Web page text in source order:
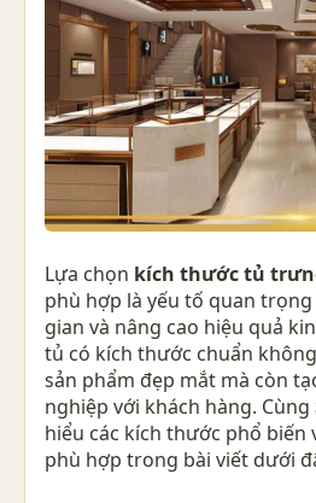
Lựa chọn kích thước tủ
phù hợp là yếu tố quan
gian và nâng cao hiệu quả
tủ có kích thước chuẩn
sản phẩm đẹp mắt mà còn
nghiệp với khách hàng. Cùng
hiểu các kích thước phổ biến
phù hợp trong bài viết dưới